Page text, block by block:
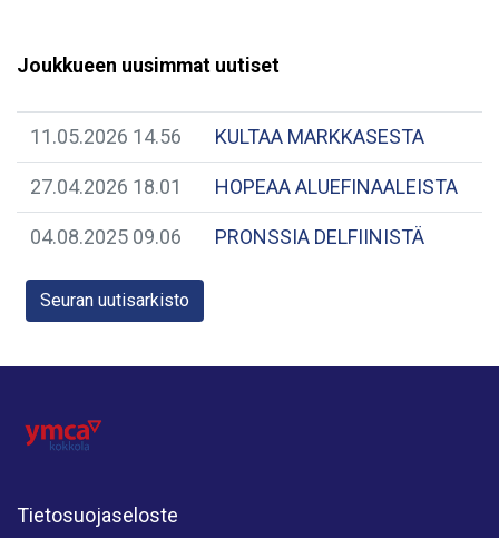
Joukkueen uusimmat uutiset
11.05.2026 14.56 KULTAA MARKKASESTA
27.04.2026 18.01 HOPEAA ALUEFINAALEISTA
04.08.2025 09.06 PRONSSIA DELFIINISTÄ
Seuran uutisarkisto
Tietosuojaseloste